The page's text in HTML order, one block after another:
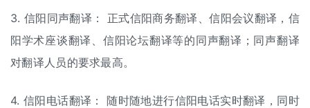
3. 信阳同声翻译： 正式信阳商务翻译、信阳会议翻译，信
阳学术座谈翻译、信阳论坛翻译等的同声翻译；同声翻译
对翻译人员的要求最高。
4. 信阳电话翻译： 随时随地进行信阳电话实时翻译，同时